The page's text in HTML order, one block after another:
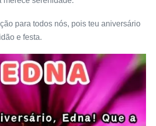
para todos nós, pois teu aniversário
e festa.